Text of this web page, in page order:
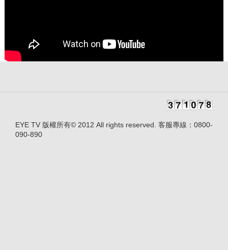
EYE TV 版權所有© 2012 All rights reserved. 客服專線：0800-
090-890